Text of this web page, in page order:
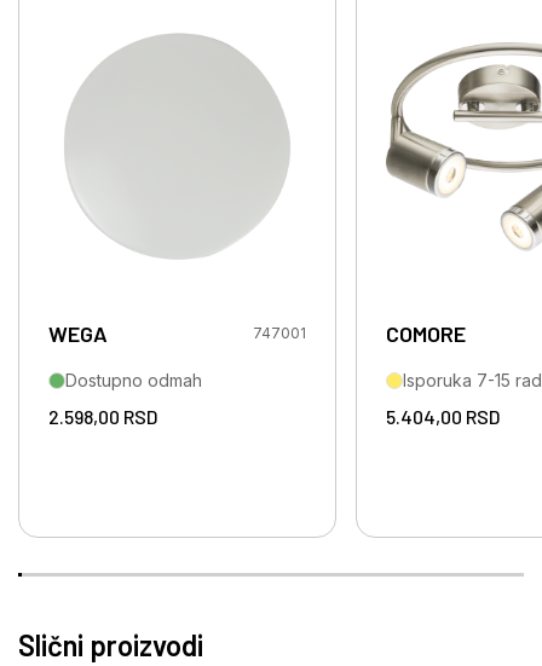
WEGA 747001
Dostupno odmah
2.598,00 RSD
COMORE
Isporuka 7-15
5.404,00 RSD
Slični proizvodi